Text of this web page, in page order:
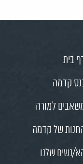
בית
קדמה
למורה
של קדמה
נשים שלנו